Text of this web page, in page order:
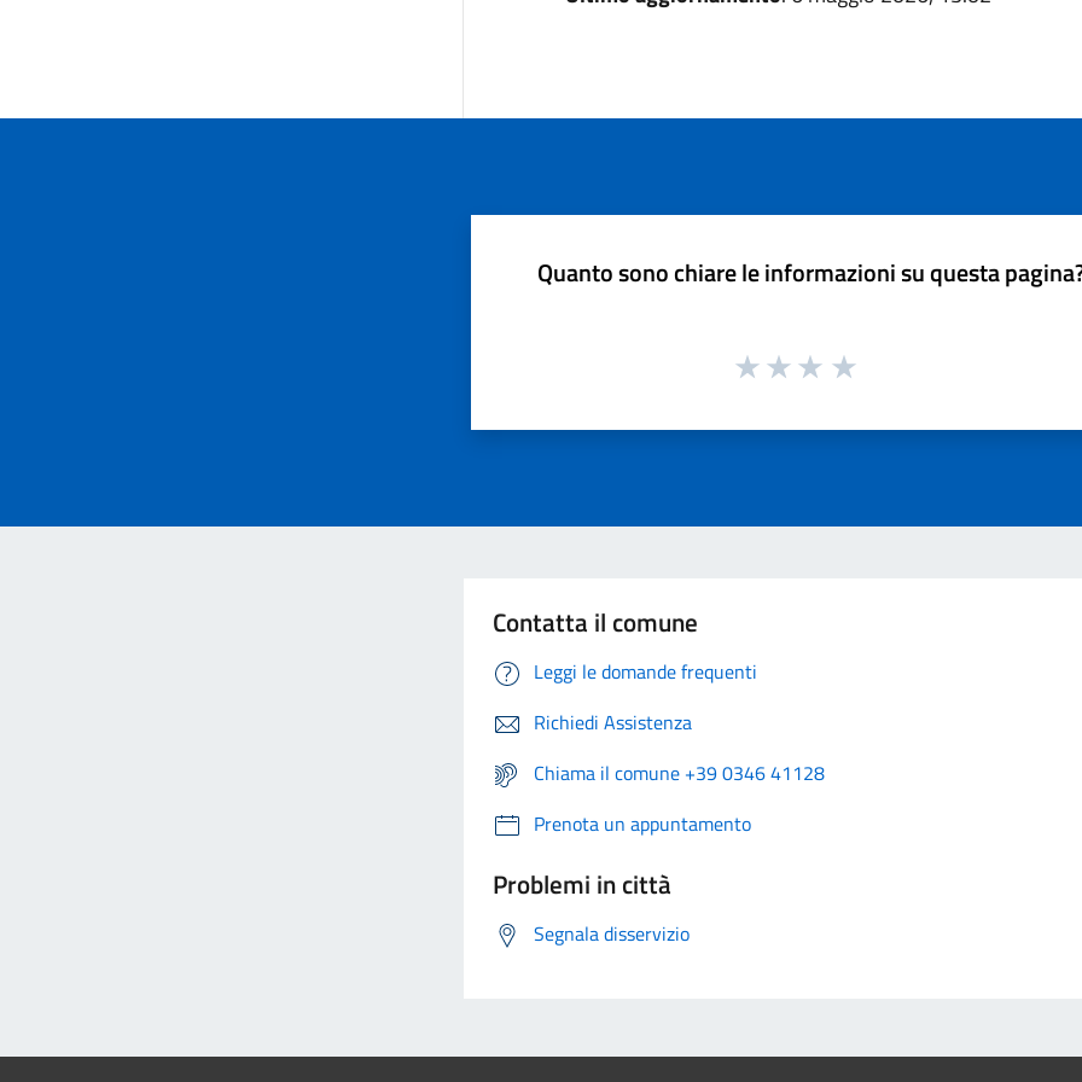
Quanto sono chiare le informazioni su questa
Contatta il comune
Leggi le domande frequenti
Richiedi Assistenza
Chiama il comune +39 0346 41128
Prenota un appuntamento
Problemi in città
Segnala disservizio